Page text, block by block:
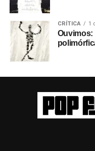
CRÍTICA 1
Ouvimos: